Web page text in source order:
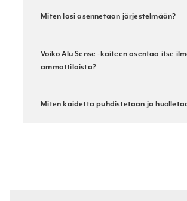
Miten lasi asennetaan järjestelmään?
Voiko Alu Sense -kaiteen asentaa itse
ammattilaista?
Miten kaidetta puhdistetaan ja